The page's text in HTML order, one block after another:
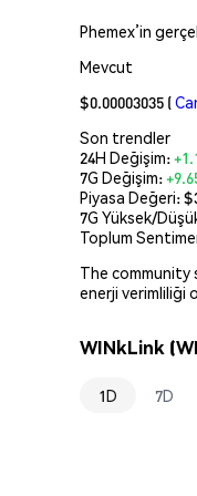
Phemex’in
Mevcut
$0.00003035 (
Son trendler
24H Değişim:
7G Değişim:
Piyasa Değeri:
7G Yüksek/
Toplum
The community
enerji verimliliği
WINkLink
1D 7D